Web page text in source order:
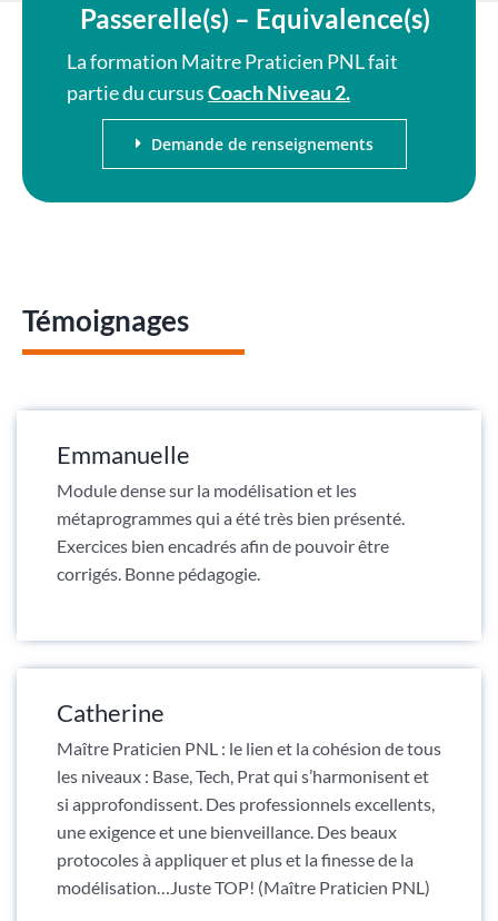
Passerelle(s) – Equivalence(s)
La formation Maitre Praticien PNL fait
partie du cursusCoach Niveau 2.
Demande de renseignements
Témoignages
Emmanuelle
Module dense sur la modélisation et les
métaprogrammes qui a été très bien présenté.
Exercices bien encadrés afin de pouvoir être
corrigés. Bonne pédagogie.
Catherine
Maître Praticien PNL : le lien et la cohésion de tous
les niveaux : Base, Tech, Prat qui s’harmonisent et
si approfondissent. Des professionnels excellents,
une exigence et une bienveillance. Des beaux
protocoles à appliquer et plus et la finesse de la
modélisation…Juste TOP! (Maître Praticien PNL)